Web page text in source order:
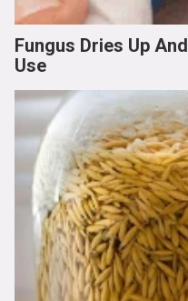
Fungus Dries Up
Use